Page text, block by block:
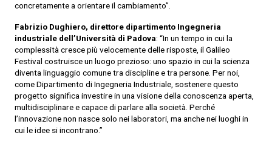
concretamente a orientare il cambiamento”.
Fabrizio Dughiero, direttore dipartimento Ingegneria
industriale dell’Università di Padova: “In un tempo in cui la
complessità cresce più velocemente delle risposte, il Galileo
Festival costruisce un luogo prezioso: uno spazio in cui la scienza
diventa linguaggio comune tra discipline e tra persone. Per noi,
come Dipartimento di Ingegneria Industriale, sostenere questo
progetto significa investire in una visione della conoscenza aperta,
multidisciplinare e capace di parlare alla società. Perché
l’innovazione non nasce solo nei laboratori, ma anche nei luoghi in
cui le idee si incontrano.”